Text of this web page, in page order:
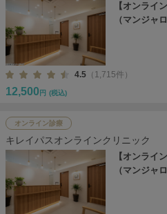
【オンライ
（マンジャ
4.5 （1,715件）
12,500 円 (税込)
オンライン診療
キレイパスオンラインクリニック
【オンライ
（マンジャ